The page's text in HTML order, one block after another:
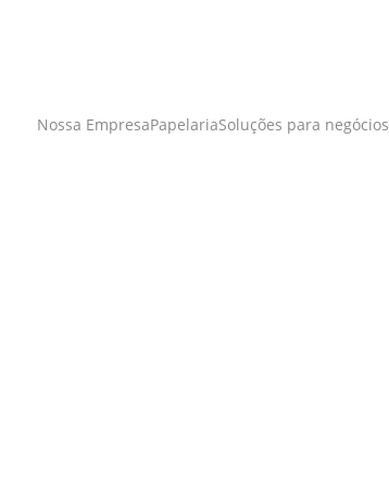
Nossa EmpresaPapelariaSoluções para negócios